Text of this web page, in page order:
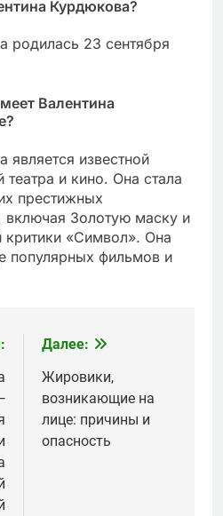
Курдюкова?
родилась 23 сентября
Валентина
является известной
театра и кино. Она стала
престижных
включая Золотую маску и
«Символ». Она
популярных фильмов и
Далее:
Жировики,
возникающие на
лице: причины и
опасность